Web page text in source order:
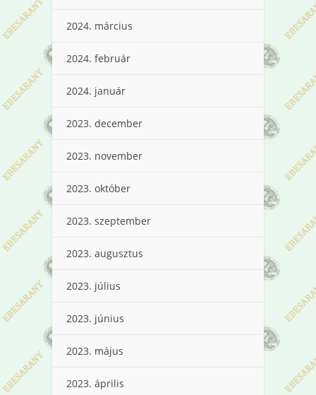
2024. március
2024. február
2024. január
2023. december
2023. november
2023. október
2023. szeptember
2023. augusztus
2023. július
2023. június
2023. május
2023. április